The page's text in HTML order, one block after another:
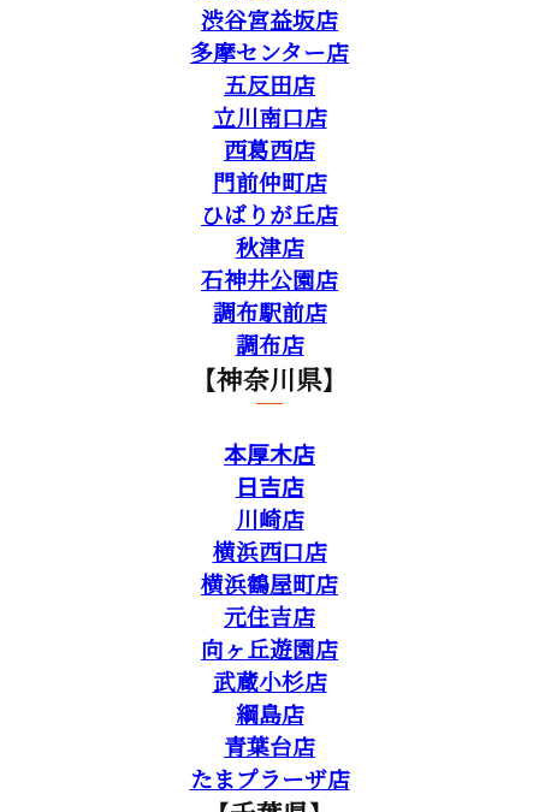
渋谷宮益坂店
多摩センター店
五反田店
立川南口店
西葛西店
門前仲町店
ひばりが丘店
秋津店
石神井公園店
調布駅前店
調布店
【神奈川県】
本厚木店
日吉店
川崎店
横浜西口店
横浜鶴屋町店
元住吉店
向ヶ丘遊園店
武蔵小杉店
綱島店
青葉台店
たまプラーザ店